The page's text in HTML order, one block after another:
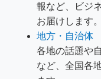
報など、ビジ
お届けします。
地方・自治体
各地の話題や
など、全国各